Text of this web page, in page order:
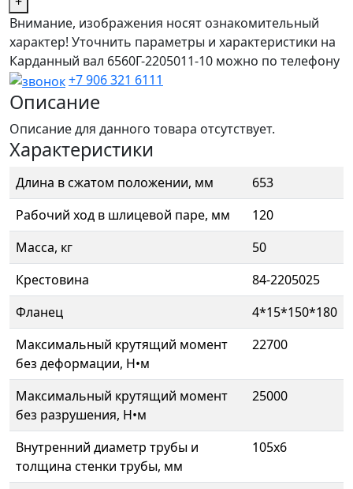
Внимание, изображения носят ознакомительный
характер! Уточнить параметры и характеристики на
Карданный вал 6560Г-2205011-10 можно по телефону
+7 906 321 6111
Описание
Описание для данного товара отсутствует.
Характеристики
Длина в сжатом положении, мм
653
Рабочий ход в шлицевой паре, мм
120
Масса, кг
50
Крестовина
84-2205025
Фланец
4*15*150*180
Максимальный крутящий момент
без деформации, Н•м
22700
Максимальный крутящий момент
без разрушения, Н•м
25000
Внутренний диаметр трубы и
толщина стенки трубы, мм
105x6